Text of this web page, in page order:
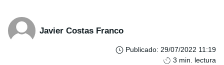
Javier Costas Franco
Publicado: 29/07/2022 11:19
3 min. lectura